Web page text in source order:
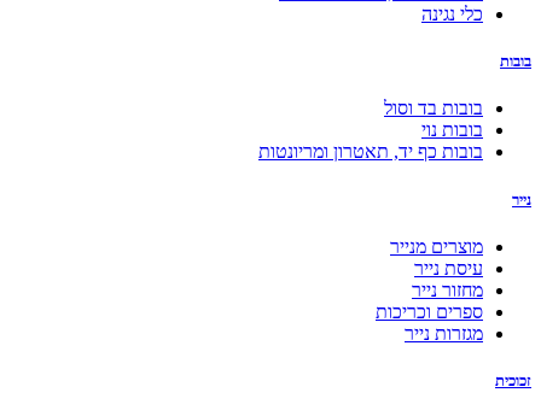
כלי נגינה
בובות
בובות בד וסול
בובות נוי
בובות כף יד, תאטרון ומריונטות
נייר
מוצרים מנייר
עיסת נייר
מחזור נייר
ספרים וכריכות
מגזרות נייר
זכוכית